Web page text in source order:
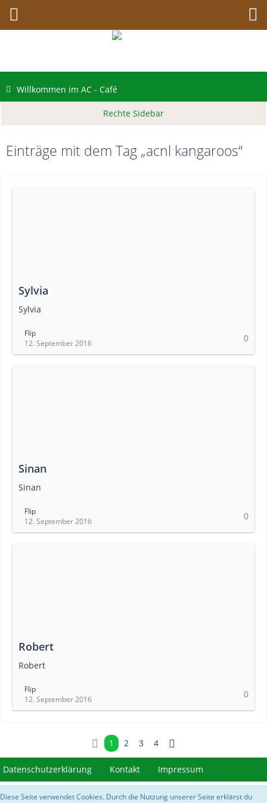
Willkommen im AC - Café
Einträge mit dem Tag „acnl kangaroos“
Sylvia
Sylvia
Flip
12. September 2016
0
Sinan
Sinan
Flip
12. September 2016
0
Robert
Robert
Flip
12. September 2016
0
1 2 3 4
Datenschutzerklärung Kontakt Impressum
Community-Software:WoltLab Suite™ 5.3.28
Diese Seite verwendet Cookies. Durch die Nutzung unserer Seite erklärst du